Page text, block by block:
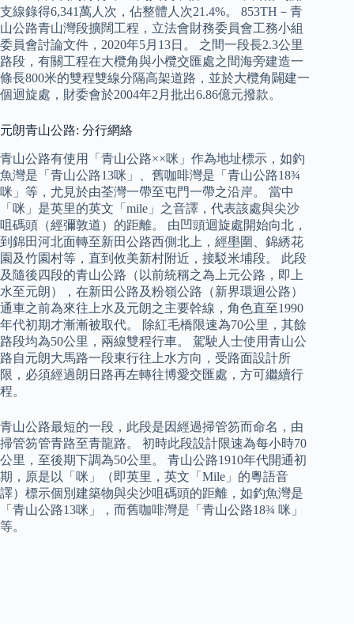
支線錄得6,341萬人次，佔整體人次21.4%。 853TH－青
山公路青山灣段擴闊工程，立法會財務委員會工務小組
委員會討論文件，2020年5月13日。 之間一段長2.3公里
路段，有關工程在大欖角與小欖交匯處之間海旁建造一
條長800米的雙程雙線分隔高架道路，並於大欖角闢建一
個迴旋處，財委會於2004年2月批出6.86億元撥款。
元朗青山公路: 分行網絡
青山公路有使用「青山公路××咪」作為地址標示，如釣
魚灣是「青山公路13咪」、舊咖啡灣是「青山公路18¾
咪」等，尤見於由荃灣一帶至屯門一帶之沿岸。 當中
「咪」是英里的英文「mile」之音譯，代表該處與尖沙
咀碼頭（經彌敦道）的距離。 由凹頭迴旋處開始向北，
到錦田河北面轉至新田公路西側北上，經壆圍、錦綉花
園及竹園村等，直到攸美新村附近，接駁米埔段。 此段
及隨後四段的青山公路（以前統稱之為上元公路，即上
水至元朗），在新田公路及粉嶺公路（新界環迴公路）
通車之前為來往上水及元朗之主要幹線，角色直至1990
年代初期才漸漸被取代。 除紅毛橋限速為70公里，其餘
路段均為50公里，兩線雙程行車。 駕駛人士使用青山公
路自元朗大馬路一段東行往上水方向，受路面設計所
限，必須經過朗日路再左轉往博愛交匯處，方可繼續行
程。
青山公路最短的一段，此段是因經過掃管笏而命名，由
掃管笏管青路至青龍路。 初時此段設計限速為每小時70
公里，至後期下調為50公里。 青山公路1910年代開通初
期，原是以「咪」（即英里，英文「Mile」的粵語音
譯）標示個別建築物與尖沙咀碼頭的距離，如釣魚灣是
「青山公路13咪」，而舊咖啡灣是「青山公路18¾ 咪」
等。